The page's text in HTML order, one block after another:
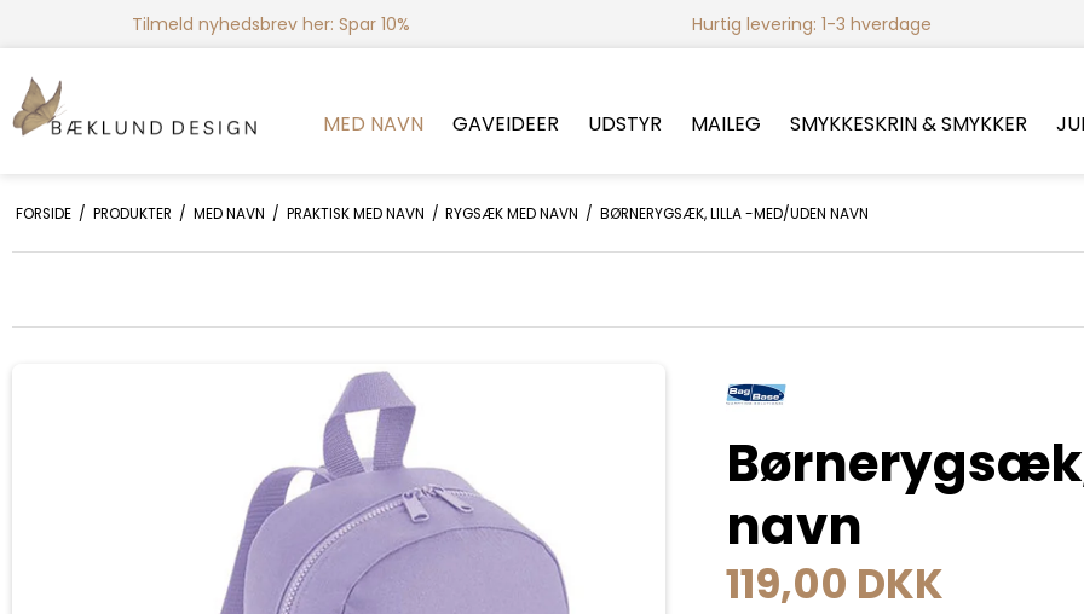
Tilmeld nyhedsbrev her: Spar 10% Hurtig levering: 1-3 hverdage
MED NAVN GAVEIDEER UDSTYR MAILEG SMYKKESKRIN & SMYKKER
FORSIDE / PRODUKTER / MED NAVN / PRAKTISK MED NAVN / RYGSÆK MED NAVN / BØRNERYGSÆK, LILLA -MED/UDEN NAVN
navn
119,00 DKK